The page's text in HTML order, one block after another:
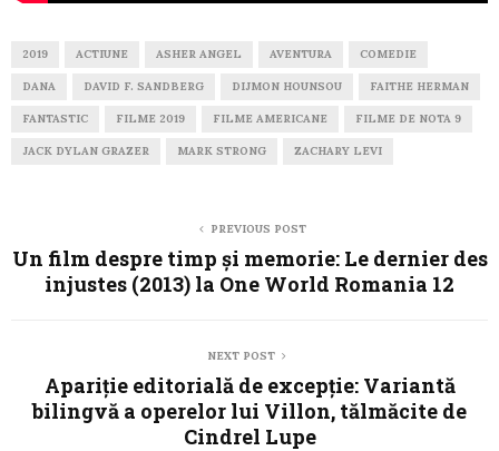
2019 ACTIUNE ASHER ANGEL AVENTURA COMEDIE
DANA DAVID F. SANDBERG DIJMON HOUNSOU FAITHE HERMAN
FANTASTIC FILME 2019 FILME AMERICANE FILME DE NOTA 9
JACK DYLAN GRAZER MARK STRONG ZACHARY LEVI
PREVIOUS POST
Un film despre timp și memorie: Le dernier des
injustes (2013) la One World Romania 12
NEXT POST
Apariție editorială de excepție: Variantă
bilingvă a operelor lui Villon, tălmăcite de
Cindrel Lupe